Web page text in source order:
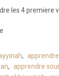
les 4 premiere
,
, apprendre